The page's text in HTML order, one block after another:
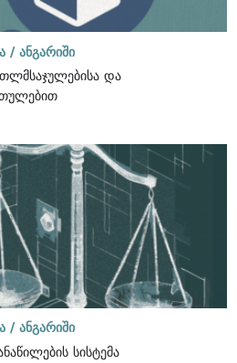
/ ანგარიში
და
/ ანგარიში
სისტემა